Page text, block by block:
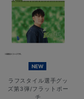
NEW
ラフスタイル選手グッ
ズ第3弾/フラットポー
チ